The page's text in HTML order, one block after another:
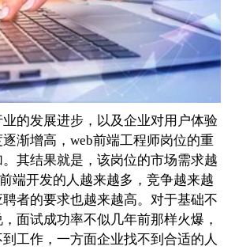
发展进步，以及企业对用户体验
渐增高，web前端工程师岗位的重
其结果就是，该岗位的市场需求越
端开发的人越来越多，竞争越来越
者的要求也越来越高。对于基础不
面试成功率不似几年前那样火爆，
工作，一方面企业找不到合适的人